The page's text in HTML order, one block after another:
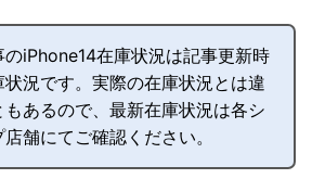
のiPhone14在庫状況は記事更新時
状況です。実際の在庫状況とは違
もあるので、最新在庫状況は各シ
店舗にてご確認ください。